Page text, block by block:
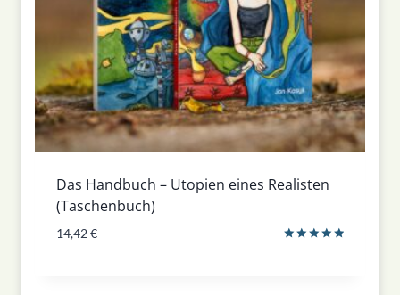
Das Handbuch – Utopien eines Realisten
(Taschenbuch)
14,42€